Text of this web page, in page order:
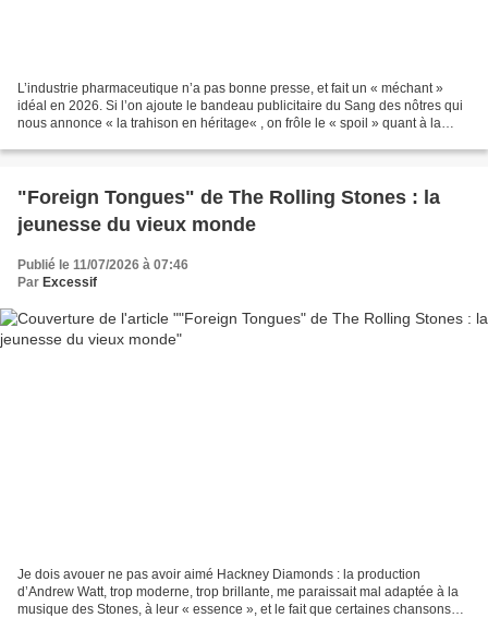
L’industrie pharmaceutique n’a pas bonne presse, et fait un « méchant »
idéal en 2026. Si l’on ajoute le bandeau publicitaire du Sang des nôtres qui
nous annonce « la trahison en héritage« , on frôle le « spoil » quant à la
"Foreign Tongues" de The Rolling Stones : la
jeunesse du vieux monde
Publié le 11/07/2026 à 07:46
Par Excessif
Je dois avouer ne pas avoir aimé Hackney Diamonds : la production
d’Andrew Watt, trop moderne, trop brillante, me paraissait mal adaptée à la
musique des Stones, à leur « essence », et le fait que certaines chansons